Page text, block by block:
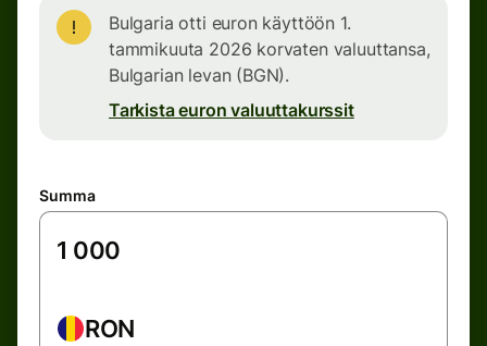
Bulgaria otti euron käyttöön 1.
tammikuuta 2026 korvaten valuuttansa,
Bulgarian levan (BGN).
Tarkista euron valuuttakurssit
Summa
RON